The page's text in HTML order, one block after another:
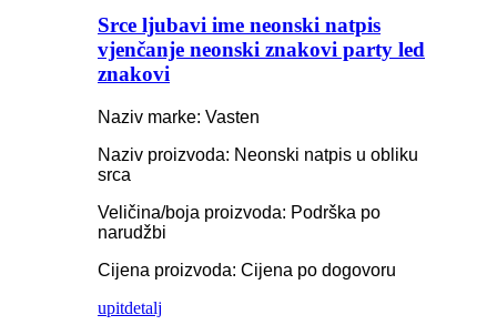
Srce ljubavi ime neonski natpis
vjenčanje neonski znakovi party led
znakovi
Naziv marke: Vasten
Naziv proizvoda: Neonski natpis u obliku
srca
Veličina/boja proizvoda: Podrška po
narudžbi
Cijena proizvoda: Cijena po dogovoru
upitdetalj